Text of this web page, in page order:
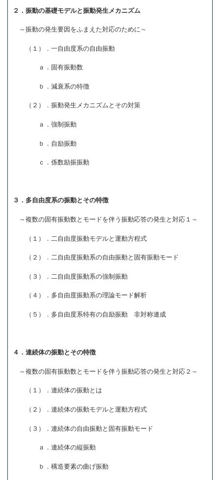
２．振動の基礎モデルと振動発生メカニズム
～振動の発生要因をふまえた対応のために～
（１）．一自由度系の自由振動
ａ．固有振動数
ｂ．減衰系の特徴
（２）．振動発生メカニズムとその対策
ａ．強制振動
ｂ．自励振動
ｃ．係数励振振動
３．多自由度系の振動とその特徴
～複数の固有振動数とモードを伴う振動応答の発生と対応１～
（１）．二自由度振動モデルと運動方程式
（２）．二自由度振動系の自由振動と固有振動モード
（３）．二自由度振動系の強制振動
（４）．多自由度振動系の理論モード解析
（５）．多自由度系特有の自励振動 非対称連成
４．連続体の振動とその特徴
～複数の固有振動数とモードを伴う振動応答の発生と対応２～
（１）．連続体の振動とは
（２）．連続体の振動モデルと運動方程式
（３）．連続体の自由振動と固有振動モード
ａ．連続体の縦振動
ｂ．構造要素の曲げ振動